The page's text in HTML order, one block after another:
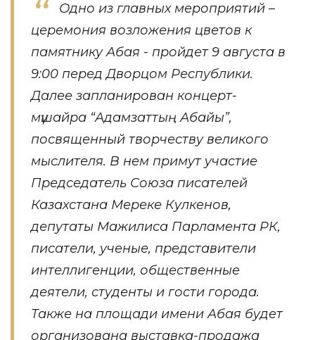
Одно из главных мероприятий –
церемония возложения цветов к
памятнику Абая - пройдет 9 августа в
9:00 перед Дворцом Республики.
Далее запланирован концерт-
мүшайра “Адамзаттың Абайы”,
посвященный творчеству великого
мыслителя. В нем примут участие
Председатель Союза писателей
Казахстана Мереке Кулкенов,
депутаты Мажилиса Парламента РК,
писатели, ученые, представители
интеллигенции, общественные
деятели, студенты и гости города.
Также на площади имени Абая будет
организована выставка-продажа